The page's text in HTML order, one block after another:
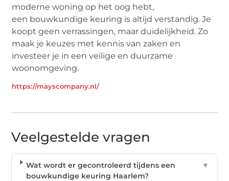
moderne woning op het oog hebt,
een bouwkundige keuring is altijd verstandig. Je
koopt geen verrassingen, maar duidelijkheid. Zo
maak je keuzes met kennis van zaken en
investeer je in een veilige en duurzame
woonomgeving.
https://mayscompany.nl/
Veelgestelde vragen
Wat wordt er gecontroleerd tijdens een
bouwkundige keuring Haarlem?
▼